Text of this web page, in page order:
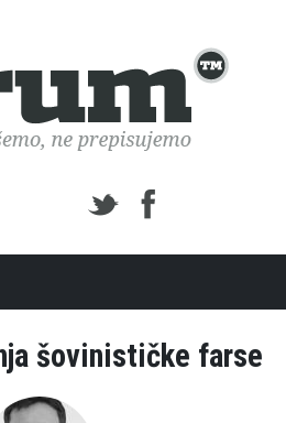
šovinističke farse